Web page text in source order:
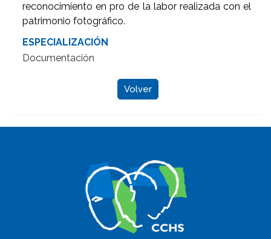
reconocimiento en pro de la labor realizada con el
patrimonio fotográfico.
ESPECIALIZACIÓN
Documentación
Volver